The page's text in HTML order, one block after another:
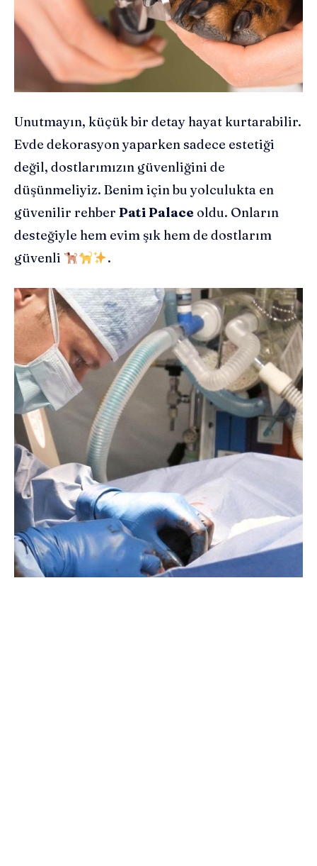
Unutmayın, küçük bir detay hayat kurtarabilir.
Evde dekorasyon yaparken sadece estetiği
değil, dostlarımızın güvenliğini de
düşünmeliyiz. Benim için bu yolculukta en
güvenilir rehber Pati Palace oldu. Onların
desteğiyle hem evim şık hem de dostlarım
güvenli
.